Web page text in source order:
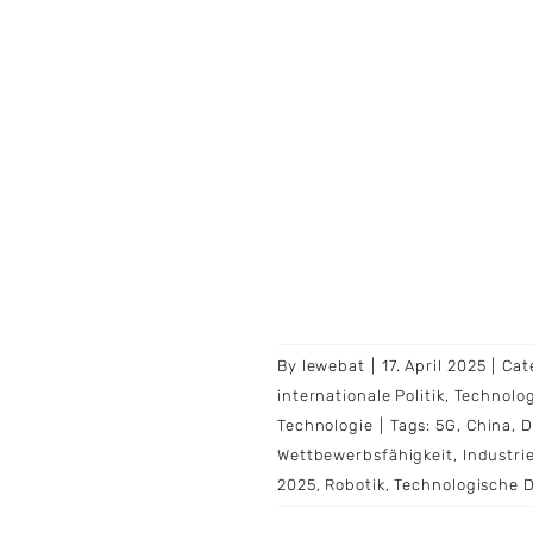
By lewebat 17. April 2025
internationale Politik,
Technologie
Tags:5G , China ,
Wettbewerbsfähigkeit,
2025, Robotik,Technologische